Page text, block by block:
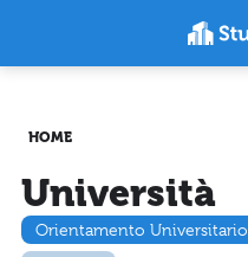
HOME
Università
Orientamento Universitario